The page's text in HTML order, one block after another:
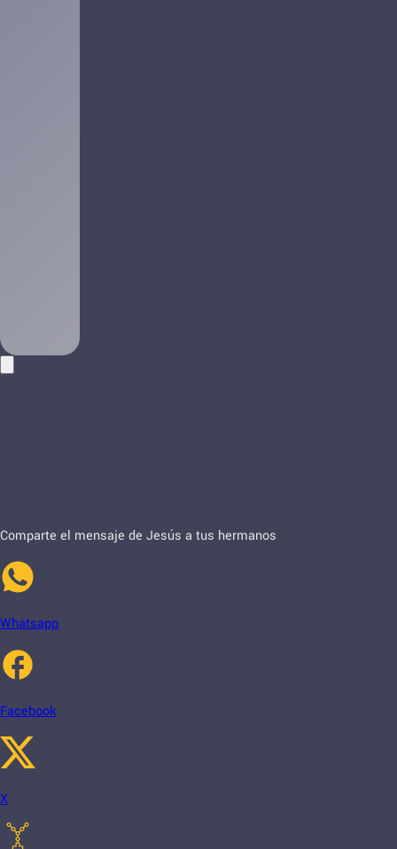
Comparte el mensaje de Jesús a tus hermanos
Whatsapp
Facebook
X